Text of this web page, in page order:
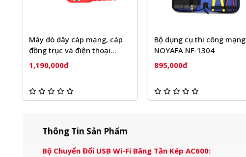
Máy dò dây cáp mạng, cáp
đồng trục và điện thoại
NOYAFA NF-168S
1,190,000đ
Bộ dụng cụ thi công mạng
NOYAFA NF-1304
895,000đ
Thông Tin Sản Phẩm
Bộ Chuyển Đổi USB Wi-Fi Băng Tần Kép AC600: